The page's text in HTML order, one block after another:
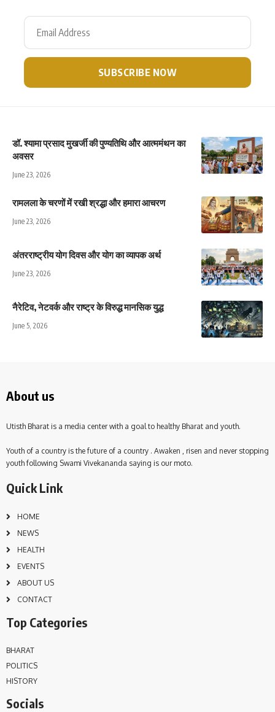
डॉ. श्यामा प्रसाद मुखर्जी की पुण्यतिथि और आत्ममंथन का
अवसर
June 23, 2026
रामलला के चरणों में रखी श्रद्धा और हमारा आचरण
June 23, 2026
अंतरराष्ट्रीय योग दिवस और योग का व्यापक अर्थ
June 23, 2026
नैरेटिव, नेटवर्क और राष्ट्र के विरुद्ध मानसिक युद्ध
June 5, 2026
About us
Utisth Bharat is a media center with a goal to healthy Bharat and youth.
Youth of a country is the future of a country . Awaken , risen and never stopping
youth following Swami Vivekananda saying is our moto.
Quick Link
HOME
NEWS
HEALTH
EVENTS
ABOUT US
CONTACT
Top Categories
BHARAT
POLITICS
HISTORY
Socials